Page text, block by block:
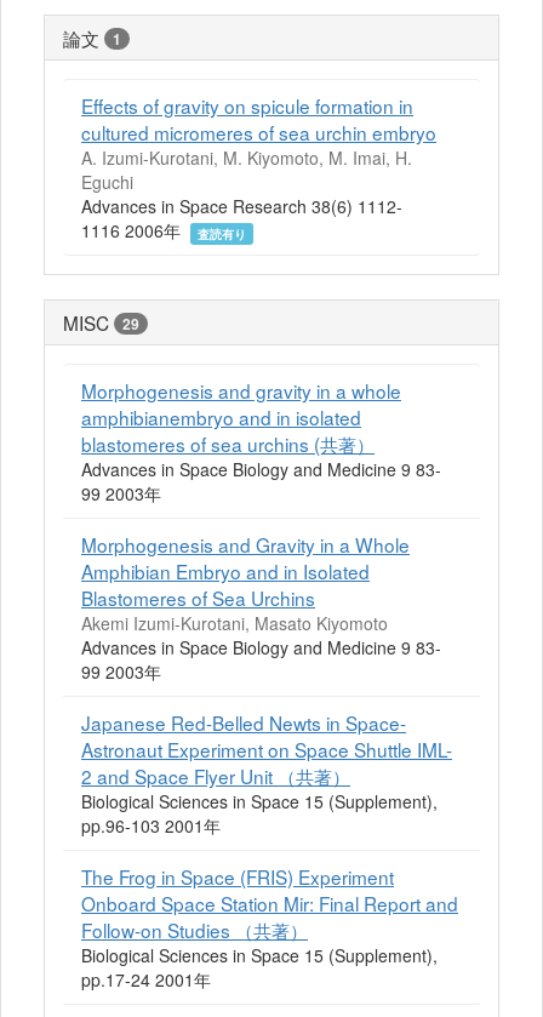
論文 1
Effects of gravity on spicule formation in
cultured micromeres of sea urchin embryo
A. Izumi-Kurotani, M. Kiyomoto, M. Imai, H.
Eguchi
Advances in Space Research 38(6) 1112-
1116 2006年
査読有り
MISC 29
Morphogenesis and gravity in a whole
amphibianembryo and in isolated
blastomeres of sea urchins (共著）
Advances in Space Biology and Medicine 9 83-
99 2003年
Morphogenesis and Gravity in a Whole
Amphibian Embryo and in Isolated
Blastomeres of Sea Urchins
Akemi Izumi-Kurotani, Masato Kiyomoto
Advances in Space Biology and Medicine 9 83-
99 2003年
Japanese Red-Belled Newts in Space-
Astronaut Experiment on Space Shuttle IML-
2 and Space Flyer Unit （共著）
Biological Sciences in Space 15 (Supplement),
pp.96-103 2001年
The Frog in Space (FRIS) Experiment
Onboard Space Station Mir: Final Report and
Follow-on Studies （共著）
Biological Sciences in Space 15 (Supplement),
pp.17-24 2001年